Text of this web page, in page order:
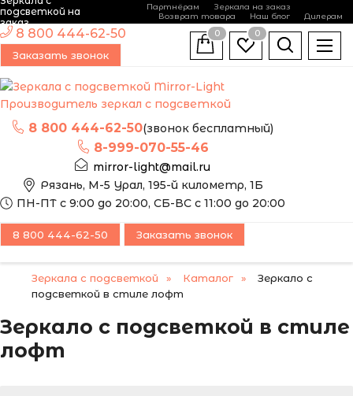
подсветкой на
заказ
Партнёрам
Зеркала на заказ
Возврат товара
Наш блог Дилерам
Производитель зеркал с подсветкой
8 800 444-62-50(звонок бесплатный)
8-999-070-55-46
mirror-light@mail.ru
Рязань, М-5 Урал, 195-й километр, 1Б
ПН-ПТ с 9:00 до 20:00, СБ-ВС с 11:00 до 20:00
8 800 444-62-50
Заказать звонок
0
0
8 800 444-62-50 Заказать звонок
Зеркала с подсветкой Каталог
Зеркало с
подсветкой в стиле лофт
Зеркало с подсветкой в стиле
лофт